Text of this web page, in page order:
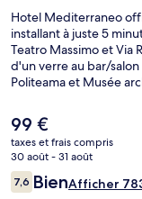
Hotel Mediterraneo
installant à juste 5
Teatro Massimo et Via
d'un verre au bar/
Politeama et Musée
le personnel
Le
prix
actuel
est
de
99 €
taxes et frais compris
30 août - 31 août
Avis
7,67,6 sur 10
BienAfficher